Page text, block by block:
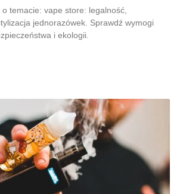
temacie: vape store: legalność,
jednorazówek. Sprawdź wymogi
i ekologii.